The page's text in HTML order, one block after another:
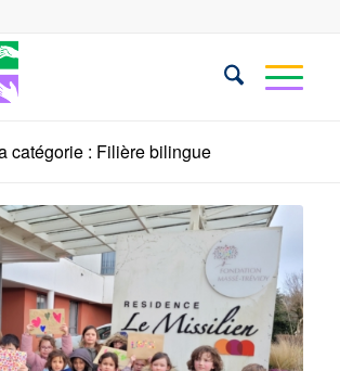
catégorie : Filière bilingue